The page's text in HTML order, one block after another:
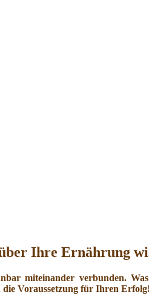
Ihre Ernährung
miteinander verbunden.
Voraussetzung für Ihren Erfolg!